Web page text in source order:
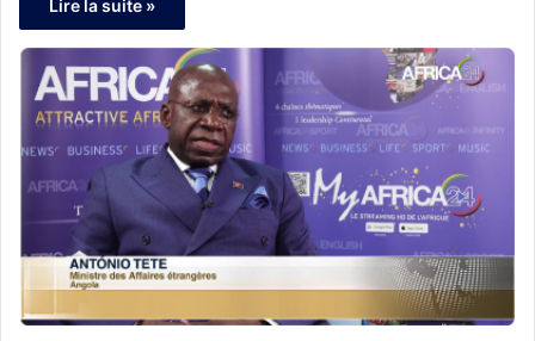
attire de plus en plus. »
Lire la suite »